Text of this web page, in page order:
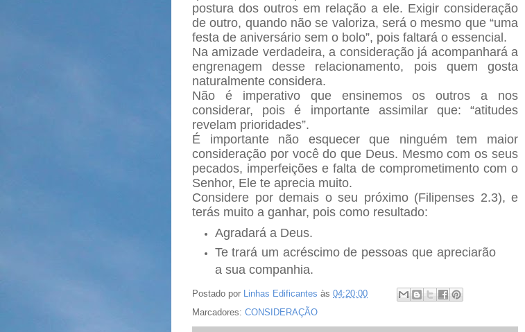
postura dos outros em relação a ele. Exigir consideração
de outro, quando não se valoriza, será o mesmo que “uma
festa de aniversário sem o bolo”, pois faltará o essencial.
Na amizade verdadeira, a consideração já acompanhará a
engrenagem desse relacionamento, pois quem gosta
naturalmente considera.
Não é imperativo que ensinemos os outros a nos
considerar, pois é importante assimilar que: “atitudes
revelam prioridades”.
É importante não esquecer que ninguém tem maior
consideração por você do que Deus. Mesmo com os seus
pecados, imperfeições e falta de comprometimento com o
Senhor, Ele te aprecia muito.
Considere por demais o seu próximo (Filipenses 2.3), e
terás muito a ganhar, pois como resultado:
Agradará a Deus.
Te trará um acréscimo de pessoas que apreciarão
a sua companhia.
Postado por Linhas Edificantes às 04:20:00
Marcadores: CONSIDERAÇÃO